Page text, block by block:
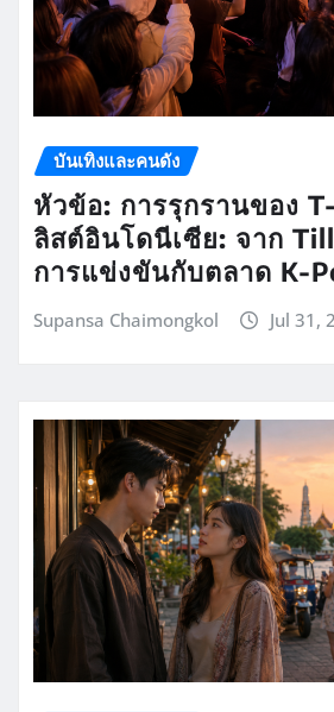
บันเทิงและคนดัง
หัวข้อ: การรุกรานของ
ลิสต์อินโดนีเซีย: จาก
การแข่งขันกับตลาด K-
Supansa Chaimongkol Jul 31,